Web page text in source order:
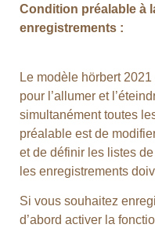
Condition préalable à
enregistrements :
Le modèle hörbert
pour l’allumer et
simultanément toutes
préalable est de
et de définir les listes
les enregistrements
Si vous souhaitez
d’abord activer la